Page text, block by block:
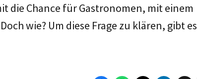
die Chance für Gastronomen, mit einem
wie? Um diese Frage zu klären, gibt es